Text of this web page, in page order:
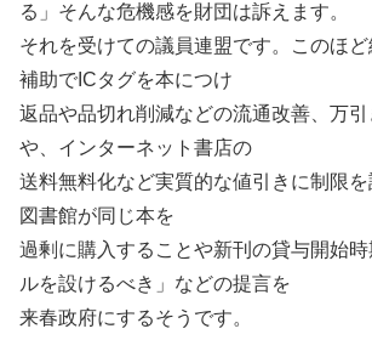
る」そんな危機感を財団は訴えます。
それを受けての議員連盟です。このほ
補助でICタグを本につけ
返品や品切れ削減などの流通改善、万
や、インターネット書店の
送料無料化など実質的な値引きに制限
図書館が同じ本を
過剰に購入することや新刊の貸与開始
ルを設けるべき」などの提言を
来春政府にするそうです。